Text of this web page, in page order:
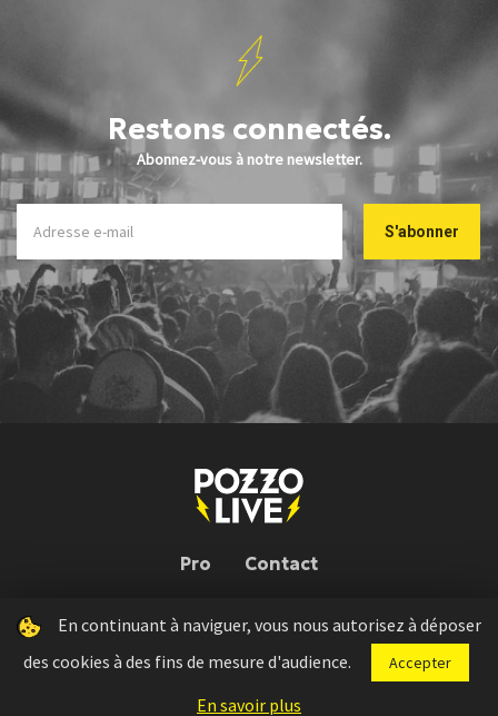
Restons connectés.
Abonnez-vous à notre newsletter.
Pro Contact
Pozzo Live © 2026 | Conception : Pozzo Team, avec l'aide deBloop
Press kit Règlement concours Mentions légales
En continuant à naviguer, vous nous autorisez à déposer
des cookies à des fins de mesure d'audience.
Accepter
En savoir plus